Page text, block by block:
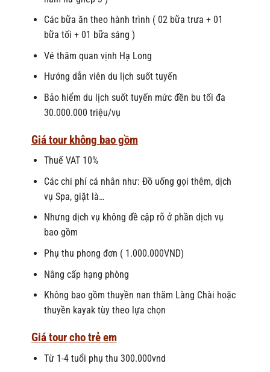
Các bữa ăn theo hành trình ( 02 bữa trưa + 01
bữa tối + 01 bữa sáng )
Vé thăm quan vịnh Hạ Long
Hướng dẫn viên du lịch suốt tuyến
Bảo hiểm du lịch suốt tuyến mức đền bu tối đa
30.000.000 triệu/vụ
Giá tour không bao gồm
Thuế VAT 10%
Các chi phí cá nhân như: Đồ uống gọi thêm, dịch
vụ Spa, giặt là…
Nhưng dịch vụ không đề cập rõ ở phần dịch vụ
bao gồm
Phụ thu phong đơn ( 1.000.000VND)
Nâng cấp hạng phòng
Không bao gồm thuyền nan thăm Làng Chài hoặc
thuyền kayak tùy theo lựa chọn
Giá tour cho trẻ em
Từ 1-4 tuổi phụ thu 300.000vnd